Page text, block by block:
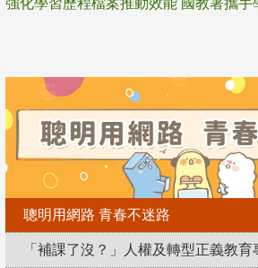
聰明用網路 青春不迷路
「補課了沒？」人權及轉型正義教育